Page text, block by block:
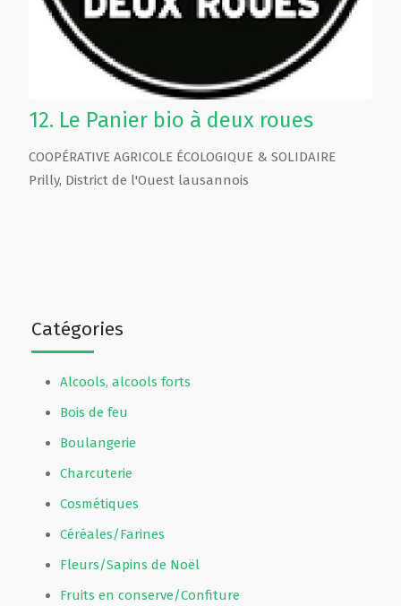
Catégories
Alcools, alcools forts
Bois de feu
Boulangerie
Charcuterie
Cosmétiques
Céréales/Farines
Fleurs/Sapins de Noël
Fruits en conserve/Confiture
12. Le Panier bio à deux roues
COOPÉRATIVE AGRICOLE ÉCOLOGIQUE & SOLIDAIRE
Prilly, District de l'Ouest lausannois